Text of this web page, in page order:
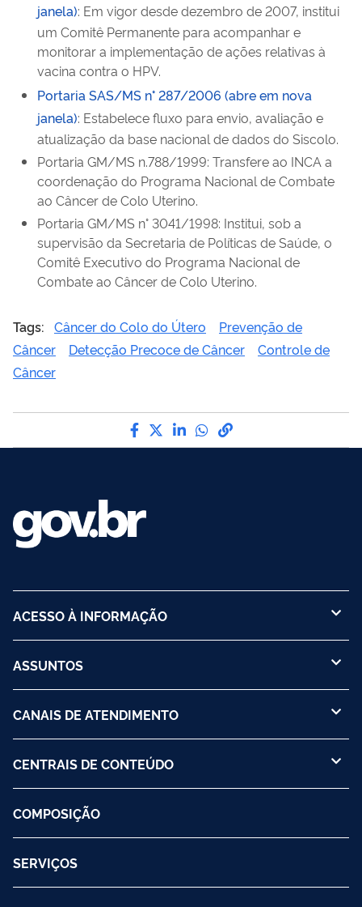
janela): Em vigor desde dezembro de 2007, institui
um Comitê Permanente para acompanhar e
monitorar a implementação de ações relativas à
vacina contra o HPV.
Portaria SAS/MS n° 287/2006 (abre em nova
janela): Estabelece fluxo para envio, avaliação e
atualização da base nacional de dados do Siscolo.
Portaria GM/MS n.788/1999: Transfere ao INCA a
coordenação do Programa Nacional de Combate
ao Câncer de Colo Uterino.
Portaria GM/MS n° 3041/1998: Institui, sob a
supervisão da Secretaria de Políticas de Saúde, o
Comitê Executivo do Programa Nacional de
Combate ao Câncer de Colo Uterino.
Tags: Câncer do Colo do Útero
Prevenção de
Câncer
Detecção Precoce de Câncer
Controle de
Câncer
Compartilhe por Facebook
Compartilhe por Twitter
Compartilhe por
Compartilhe por
link para Copiar
ACESSO À INFORMAÇÃO
ASSUNTOS
CANAIS DE ATENDIMENTO
CENTRAIS DE CONTEÚDO
COMPOSIÇÃO
SERVIÇOS